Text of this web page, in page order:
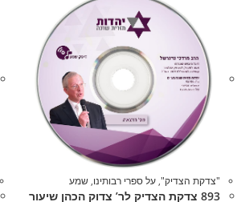
"צדקת הצדיק", על ספרי רבותינו, שמע
893 צדקת הצדיק לר’ צדוק הכהן שיעור